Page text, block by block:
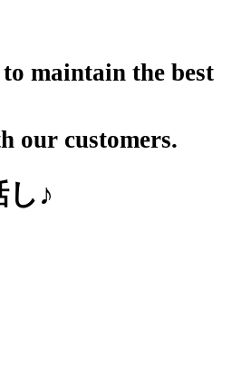
maintain the best
our customers.
♪